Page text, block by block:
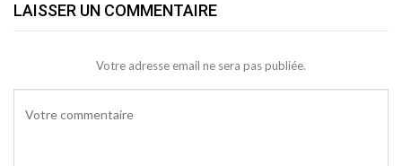
LAISSER UN COMMENTAIRE
Votre adresse email ne sera pas publiée.